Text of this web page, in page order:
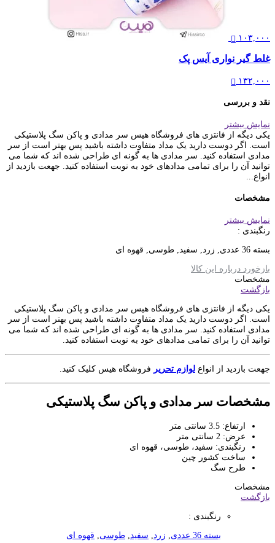
۱۰۳,۰۰۰
غلط گیر نواری آیس پک
۱۳۲,۰۰۰
نقد و بررسی
نمایش بیشتر
یکی دیگه از فانتزی های فروشگاه هیس سر مدادی و پاکن سگ پلاستیکی
است. اگر دوست دارید یک مداد متفاوت داشته باشید پس بهتر است از سر
مدادی استفاده کنید. سر مدادی ها به گونه ای طراحی شده اند که شما می
توانید آن را برای تمامی مدادهای خود به نوبت استفاده کنید. جهعت بازدید از
انواع...
مشخصات
نمایش بیشتر
رنگبندی :
بسته 36 عددی, زرد, سفید, طوسی, قهوه ای
بازخورد درباره این کالا
مشخصات
بازگشت
یکی دیگه از فانتزی های فروشگاه هیس سر مدادی و پاکن سگ پلاستیکی
است. اگر دوست دارید یک مداد متفاوت داشته باشید پس بهتر است از سر
مدادی استفاده کنید. سر مدادی ها به گونه ای طراحی شده اند که شما می
توانید آن را برای تمامی مدادهای خود به نوبت استفاده کنید.
جهعت بازدید از انواع لوازم تحریر فروشگاه هیس کلیک کنید.
مشخصات سر مدادی و پاکن سگ پلاستیکی
ارتفاع: 3.5 سانتی متر
عرض: 2 سانتی متر
رنگبندی: سفید، طوسی، قهوه ای
ساخت کشور چین
طرح سگ
مشخصات
بازگشت
رنگبندی :
بسته 36 عددی زرد سفید طوسی قهوه ای